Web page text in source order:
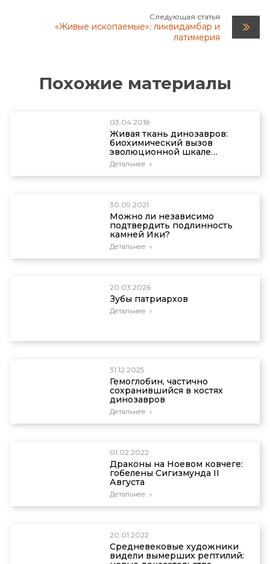
Следующая статья
«Живые ископаемые»: ликвидамбар и
латимерия
Похожие материалы
03.04.2018
Живая ткань динозавров:
биохимический вызов
эволюционной шкале
времени
Детальнее
30.09.2021
Можно ли независимо
подтвердить подлинность
камней Ики?
Детальнее
20.03.2026
Зубы патриархов
Детальнее
31.12.2025
Гемоглобин, частично
сохранившийся в костях
динозавров
Детальнее
01.02.2022
Драконы на Ноевом ковчеге:
гобелены Сигизмунда II
Августа
Детальнее
20.01.2022
Средневековые художники
видели вымерших рептилий: